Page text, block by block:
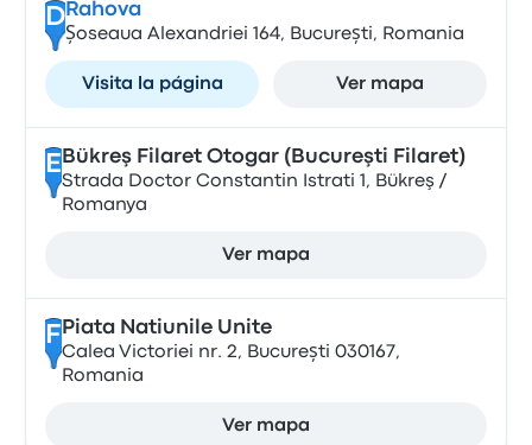
DRahova
Șoseaua Alexandriei 164, București, Romania
Visita la página Ver mapa
E Bükreş Filaret Otogar (Bucureşti Filaret)
Strada Doctor Constantin Istrati 1, Bükreş /
Romanya
Ver mapa
F Piata Natiunile Unite
Calea Victoriei nr. 2, București 030167,
Romania
Ver mapa